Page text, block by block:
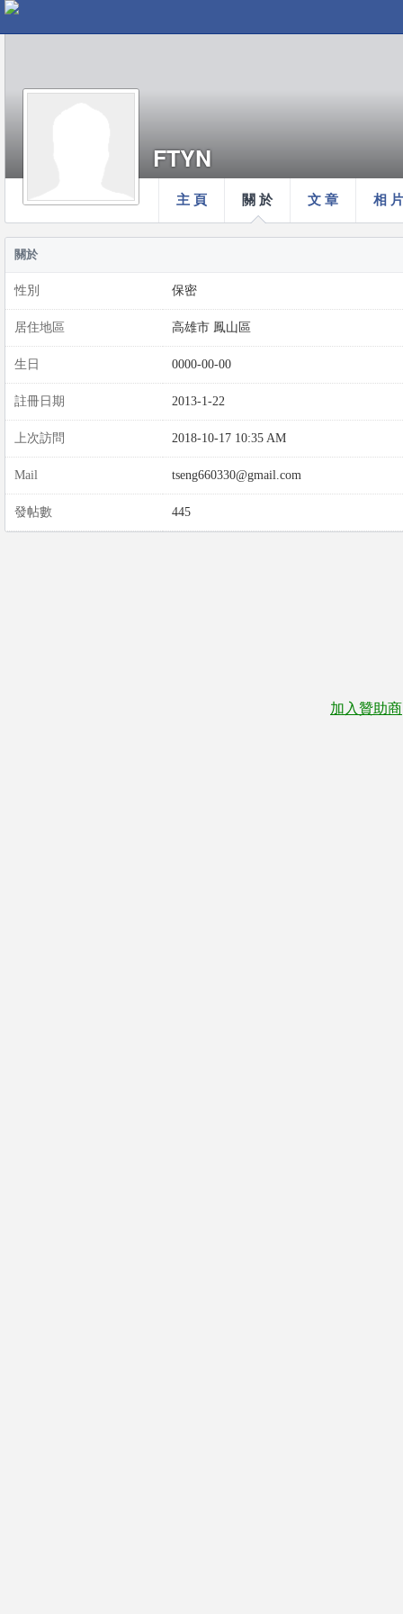
主 頁 關 於 文 章 相 片
FTYN
關於
性別 保密
居住地區 高雄市 鳳山區
生日 0000-00-00
註冊日期 2013-1-22
上次訪問 2018-10-17 10:35 AM
Mail tseng660330@gmail.com
發帖數 445
加入贊助商